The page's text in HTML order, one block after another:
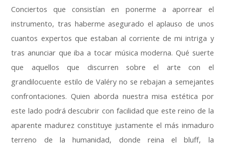
Conciertos que consistían en ponerme a aporrear el
instrumento,tras haberme asegurado el aplauso de unos
cuantos expertos que estaban al corriente de mi intriga y
tras anunciar que iba a tocar música moderna. Qué suerte
que aquellos que discurren sobre el arte con el
grandilocuente estilo de Valéry no se rebajan a semejantes
confrontaciones.Quien aborda nuestra misa estética por
este lado podrá descubrir con facilidad que este reino de la
aparente madurez constituye justamente el más inmaduro
terreno de la humanidad, donde reina el bluff, la